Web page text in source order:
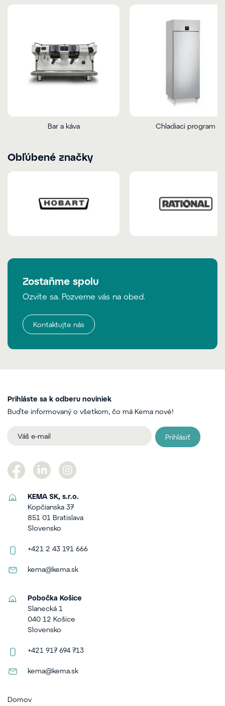
Bar a káva Chladiaci program
Obľúbené značky
Zostaňme spolu
Ozvite sa. Pozveme vás na obed.
Kontaktujte nás
Prihláste sa k odberu noviniek
Buďte informovaný o všetkom, čo má Kema nové!
Prihlásiť
KEMA SK, s.r.o.
Kopčianska 37
851 01 Bratislava
Slovensko
+421 2 43 191 666
kema@kema.sk
Pobočka Košice
Slanecká 1
040 12 Košice
Slovensko
+421 917 694 713
kema@kema.sk
Domov